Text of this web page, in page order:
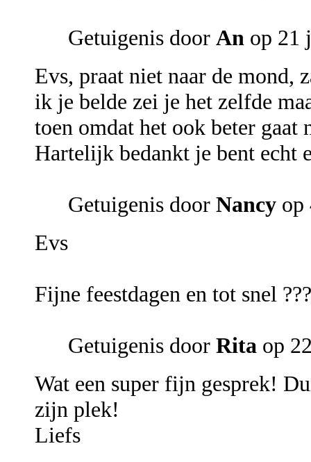
Getuigenis door An op 21
Evs, praat niet naar de mond,
ik je belde zei je het zelfde
toen omdat het ook beter
Hartelijk bedankt je bent echt
Getuigenis door Nancy op
Evs
Fijne feestdagen en tot snel
Getuigenis door Rita op
Wat een super fijn gesprek!
zijn plek!
Liefs